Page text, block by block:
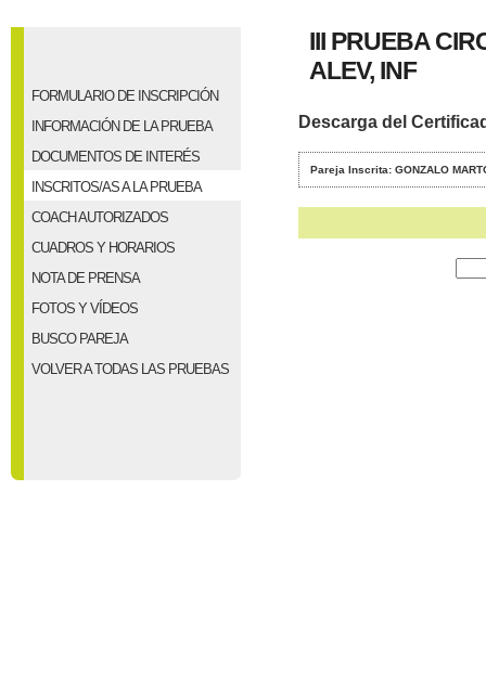
FORMULARIO DE INSCRIPCIÓN
INFORMACIÓN DE LA PRUEBA
DOCUMENTOS DE INTERÉS
INSCRITOS/AS A LA PRUEBA
COACH AUTORIZADOS
CUADROS Y HORARIOS
NOTA DE PRENSA
FOTOS Y VÍDEOS
BUSCO PAREJA
VOLVER A TODAS LAS PRUEBAS
III PRUEBA
ALEV, INF
Descarga del
Pareja Inscrita: GONZALO